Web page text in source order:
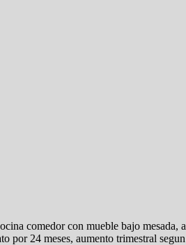
comedor con mueble bajo
por 24 meses, aumento trimestral